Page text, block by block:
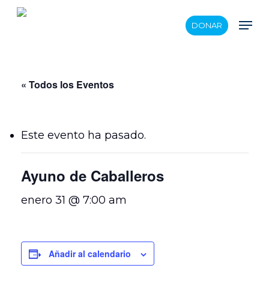
Skip
DONAR Menu
« Todos los Eventos
Este evento ha pasado.
Ayuno de Caballeros
enero 31 @ 7:00 am
Añadir al calendario